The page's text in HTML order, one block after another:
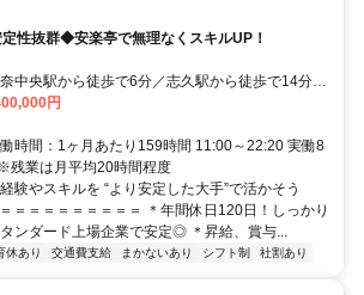
性抜群◆安楽亭で無理なくスキルUP！
中央駅から徒歩で6分／志久駅から徒歩で14分／
分／上尾駅から朝日バスで22分／伊奈中央駅か
円
時間：1ヶ月あたり159時間 11:00～22:20 実働8
残業は月平均20時間程度
験やスキルを “より安定した大手”で活かそう
＝＝＝＝＝＝＝＝＝ ＊年間休日120日！しっかり
ンダード上場企業で安定◎ ＊昇給、賞与...
休あり 交通費支給 まかないあり シフト制 社割あり